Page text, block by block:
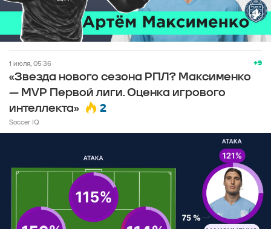
+9
1 июля, 05:36
«Звезда нового сезона РПЛ? Максименко
— MVP Первой лиги. Оценка игрового
интеллекта»
2
Soccer IQ